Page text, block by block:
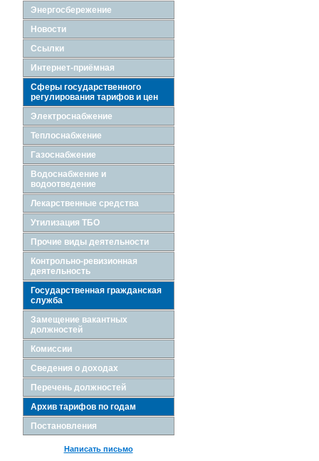
Энергосбережение
Новости
Ссылки
Интернет-приёмная
Сферы государственного
регулирования тарифов и цен
Электроснабжение
Теплоснабжение
Газоснабжение
Водоснабжение и
водоотведение
Лекарственные средства
Утилизация ТБО
Прочие виды деятельности
Контрольно-ревизионная
деятельность
Государственная гражданская
служба
Замещение вакантных
должностей
Комиссии
Сведения о доходах
Перечень должностей
Архив тарифов по годам
Постановления
Написать письмо